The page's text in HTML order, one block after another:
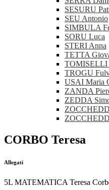
SESURU
SEU Antonio
SIMBULA
SORU Luca
STERI Anna
TETTA
TOMISELLI
TROGU
USAI Maria
ZANDA
ZEDDA
CORBO Teresa
Allegati
5L MATEMATICA Teresa